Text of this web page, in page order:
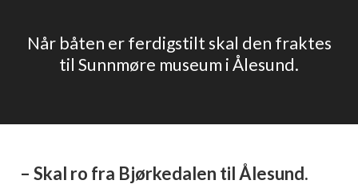
Når båten er ferdigstilt skal den fraktes
til Sunnmøre museum i Ålesund.
– Skal ro fra Bjørkedalen til Ålesund.